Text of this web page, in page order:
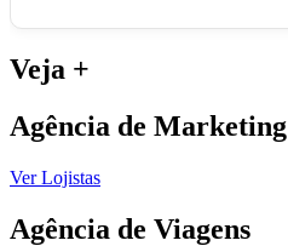
Veja +
Agência de Marketing
Ver Lojistas
Agência de Viagens